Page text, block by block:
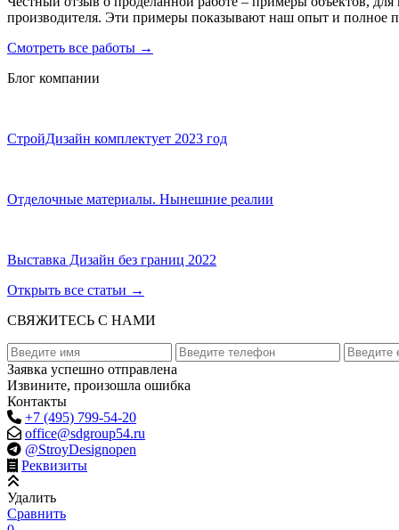
производителя. Эти примеры показывают наш опыт и полное
Смотреть все работы →
Блог компании
СтройДизайн комплектует 2023 год
Отделочные материалы. Нынешние реалии
Выставка Дизайн без границ 2022
Открыть все статьи →
СВЯЖИТЕСЬ С НАМИ
Заявка успешно отправлена
Извините, произошла ошибка
Контакты
+7 (495) 799-54-20
office@sdgroup54.ru
@StroyDesignopen
Реквизиты
Удалить
Сравнить